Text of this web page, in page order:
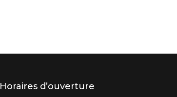
Horaires d’ouverture